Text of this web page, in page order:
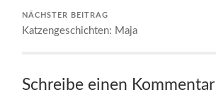
NÄCHSTER BEITRAG
Katzengeschichten: Maja
Schreibe einen Kommentar